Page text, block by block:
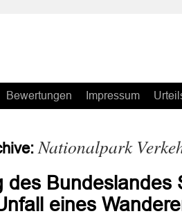
Bewertungen Impressum
Nationalpark
des Bundeslandes
eines